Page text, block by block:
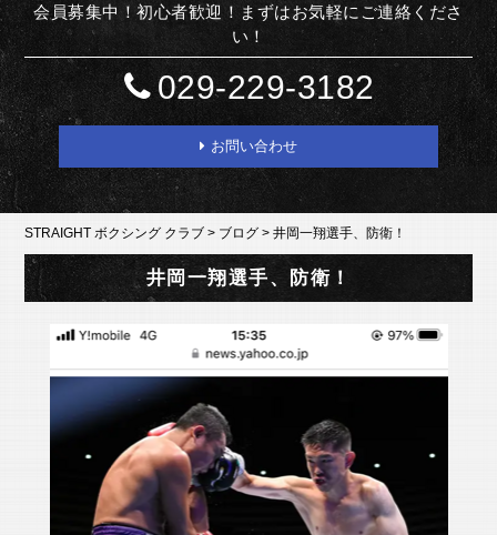
会員募集中！初心者歓迎！まずはお気軽にご連絡くださ
い！
029-229-3182
お問い合わせ
STRAIGHT ボクシング クラブ > ブログ >井岡一翔選手、防衛！
井岡一翔選手、防衛！